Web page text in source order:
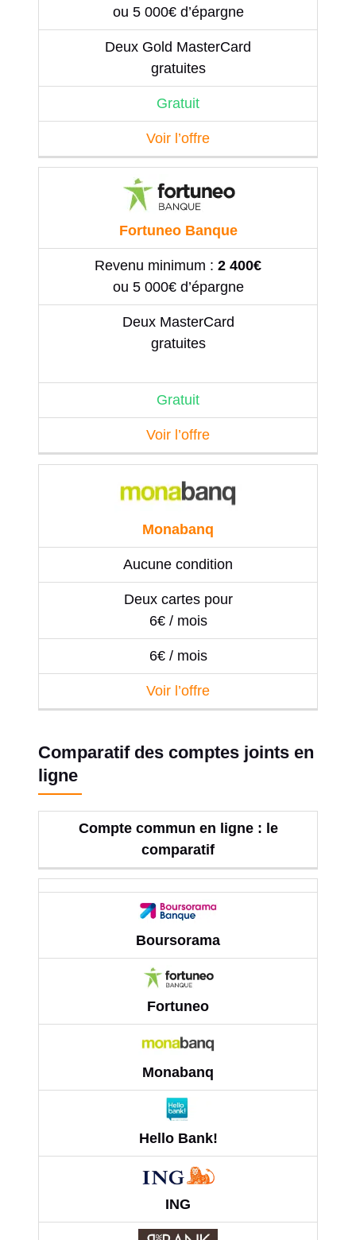
ou 5 000€ d’épargne
Deux Gold MasterCard
gratuites
Gratuit
Voir l’offre
Fortuneo Banque
Revenu minimum : 2 400€
ou 5 000€ d’épargne
Deux MasterCard
gratuites
Gratuit
Voir l’offre
Monabanq
Aucune condition
Deux cartes pour
6€ / mois
6€ / mois
Voir l’offre
Comparatif des comptes joints en
ligne
Compte commun en ligne : le
comparatif
Boursorama
Fortuneo
Monabanq
Hello Bank!
ING